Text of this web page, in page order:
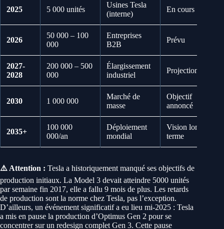
2025 5 000 unités
Usines Tesla
(interne)
En cours
2026
50 000 – 100
000
Entreprises
B2B
Prévu
2027-
2028
200 000 – 500
000
Élargissement
industriel
Projection
2030 1 000 000
Marché de
masse
Objectif
annoncé
2035+
100 000
000/an
Déploiement
mondial
Vision long
terme
⚠️ Attention : Tesla a historiquement manqué ses objectifs de
production initiaux. La Model 3 devait atteindre 5000 unités
par semaine fin 2017, elle a fallu 9 mois de plus. Les retards
de production sont la norme chez Tesla, pas l’exception.
D’ailleurs, un événement significatif a eu lieu mi-2025 : Tesla
a mis en pause la production d’Optimus Gen 2 pour se
concentrer sur un redesign complet Gen 3. Cette pause